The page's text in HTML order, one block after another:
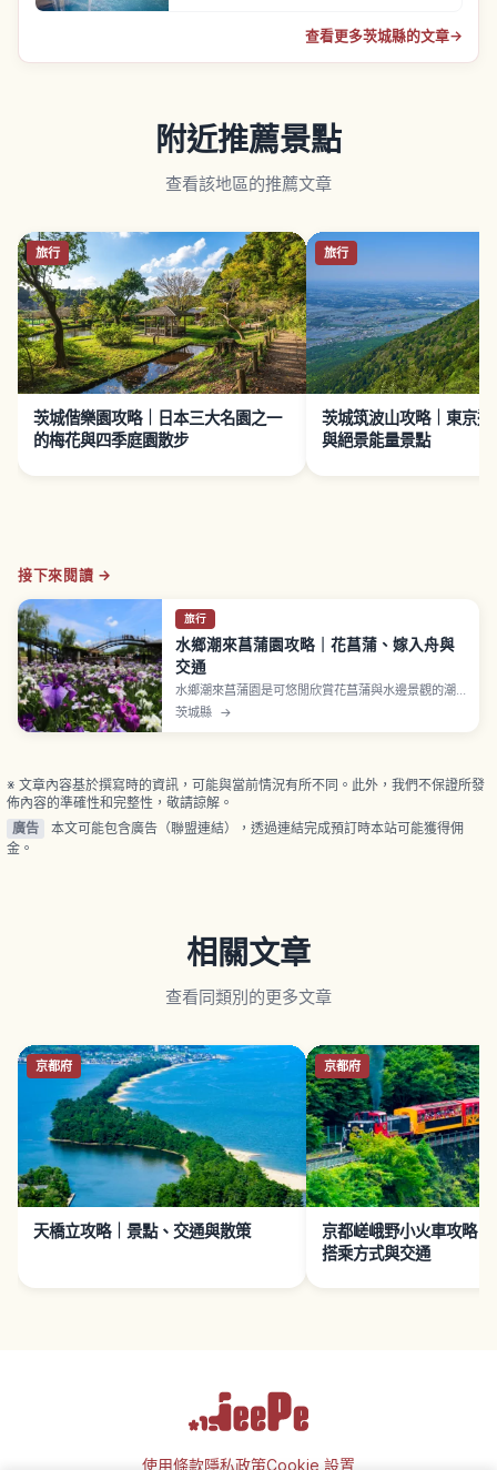
查看更多茨城縣的文章→
附近推薦景點
查看該地區的推薦文章
旅行
茨城偕樂園攻略｜日本三大名園之一
的梅花與四季庭園散步
旅行
茨城筑波山攻略｜東京近
與絕景能量景點
接下來閱讀 →
旅行
水鄉潮來菖蒲園攻略｜花菖蒲、嫁入舟與
交通
水鄉潮來菖蒲園是可悠閒欣賞花菖蒲與水邊景觀的潮
來名所。每年初夏舉辦菖蒲祭，可體驗嫁入舟與櫓舟
茨城縣 →
※ 文章內容基於撰寫時的資訊，可能與當前情況有所不同。此外，我們不保證所發
佈內容的準確性和完整性，敬請諒解。
廣告
本文可能包含廣告（聯盟連結），透過連結完成預訂時本站可能獲得佣
金。
相關文章
查看同類別的更多文章
京都府
天橋立攻略｜景點、交通與散策
京都府
京都嵯峨野小火車攻略
搭乘方式與交通
使用條款隱私政策Cookie 設置